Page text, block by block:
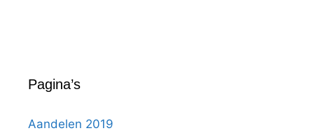
Pagina’s
Aandelen 2019